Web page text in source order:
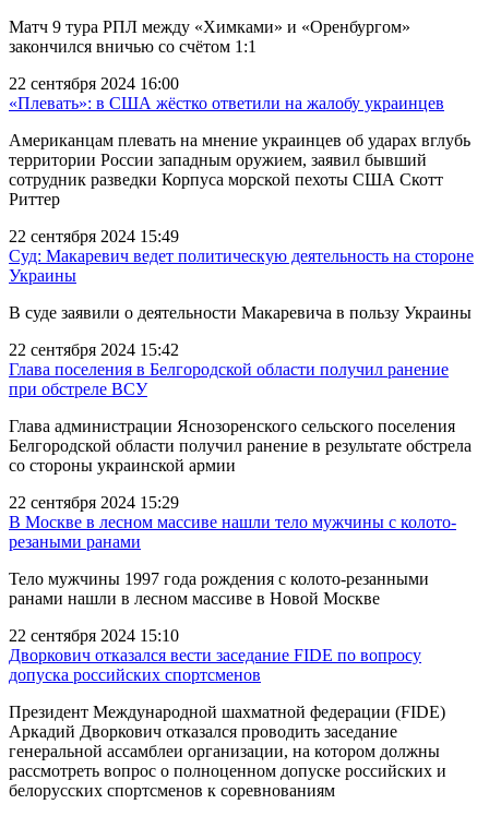
Матч 9 тура РПЛ между «Химками» и «Оренбургом»
закончился вничью со счётом 1:1
22 сентября 2024 16:00
«Плевать»: в США жёстко ответили на жалобу украинцев
Американцам плевать на мнение украинцев об ударах вглубь
территории России западным оружием, заявил бывший
сотрудник разведки Корпуса морской пехоты США Скотт
Риттер
22 сентября 2024 15:49
Суд: Макаревич ведет политическую деятельность на стороне
Украины
В суде заявили о деятельности Макаревича в пользу Украины
22 сентября 2024 15:42
Глава поселения в Белгородской области получил ранение
при обстреле ВСУ
Глава администрации Яснозоренского сельского поселения
Белгородской области получил ранение в результате обстрела
со стороны украинской армии
22 сентября 2024 15:29
В Москве в лесном массиве нашли тело мужчины с колото-
резаными ранами
Тело мужчины 1997 года рождения с колото-резанными
ранами нашли в лесном массиве в Новой Москве
22 сентября 2024 15:10
Дворкович отказался вести заседание FIDE по вопросу
допуска российских спортсменов
Президент Международной шахматной федерации (FIDE)
Аркадий Дворкович отказался проводить заседание
генеральной ассамблеи организации, на котором должны
рассмотреть вопрос о полноценном допуске российских и
белорусских спортсменов к соревнованиям